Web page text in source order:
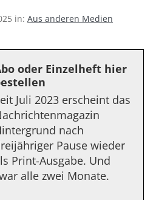
in: Aus anderen Medien
oder Einzelheft hier
Juli 2023 erscheint das
nach
Pause wieder
Print-Ausgabe. Und
alle zwei Monate.